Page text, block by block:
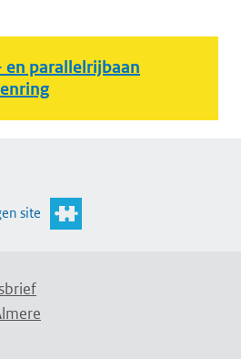
en parallelrijbaan
site